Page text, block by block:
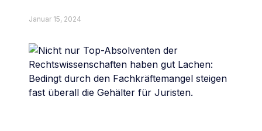
Januar 15, 2024